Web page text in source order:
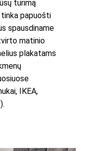
turimą
papuošti
spausdiname
matinio
plakatams
IKEA,